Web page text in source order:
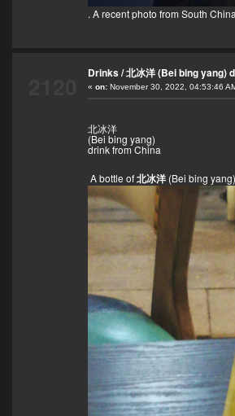
. A recent photo from South
Drinks/北冰洋 (Bei bing yang)
« on:November 30, 2022, 04:53:46
北冰洋
(Bei bing yang)
drink from China
A bottle of北冰洋(Bei bing